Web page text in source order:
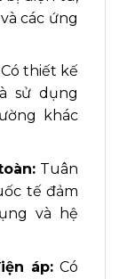
các ứng
Có thiết kế
sử dụng
khác
Tuân
tế đảm
và hệ
áp: Có